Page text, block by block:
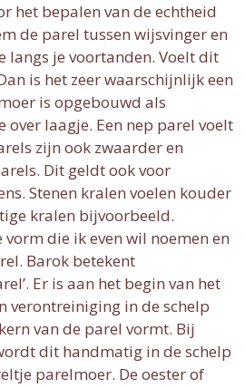
het bepalen van de echtheid
de parel tussen wijsvinger en
langs je voortanden. Voelt dit
is het zeer waarschijnlijk een
is opgebouwd als
over laagje. Een nep parel voelt
zijn ook zwaarder en
Dit geldt ook voor
Stenen kralen voelen kouder
kralen bijvoorbeeld.
vorm die ik even wil noemen en
Barok betekent
Er is aan het begin van het
verontreiniging in de schelp
van de parel vormt. Bij
dit handmatig in de schelp
parelmoer. De oester of